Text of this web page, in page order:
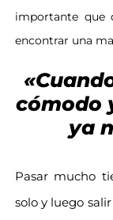
importante que
encontrar una
cómodo
ya
Pasar mucho
solo y luego